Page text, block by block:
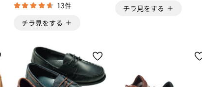
13件
チラ見をする
チラ見をする